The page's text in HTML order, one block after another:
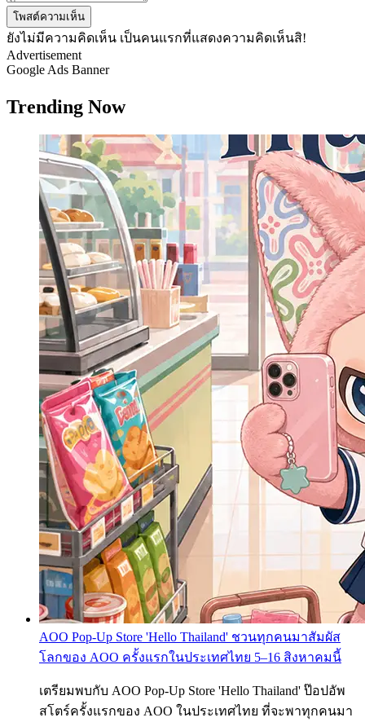
โพสต์ความเห็น
ยังไม่มีความคิดเห็น เป็นคนแรกที่แสดงความคิดเห็นสิ!
Advertisement
Google Ads Banner
Trending Now
AOO Pop-Up Store 'Hello Thailand' ชวนทุกคนมาสัมผัส
โลกของ AOO ครั้งแรกในประเทศไทย 5–16 สิงหาคมนี้
เตรียมพบกับ AOO Pop-Up Store 'Hello Thailand' ป๊อปอัพ
สโตร์ครั้งแรกของ AOO ในประเทศไทย ที่จะพาทุกคนมา